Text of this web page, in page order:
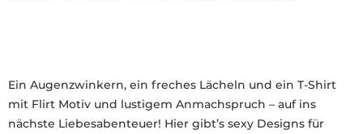
Rückgaberecht
Ein Augenzwinkern, ein freches Lächeln und ein T-Shirt
mit Flirt Motiv und lustigem Anmachspruch – auf ins
nächste Liebesabenteuer! Hier gibt’s sexy Designs für